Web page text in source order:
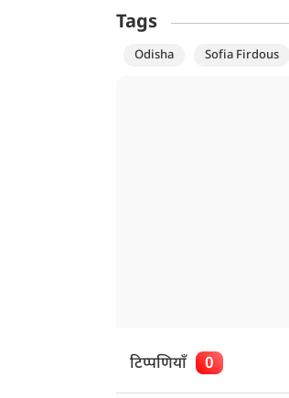
Tags
Odisha Sofia Firdous
टिप्पणियाँ 0